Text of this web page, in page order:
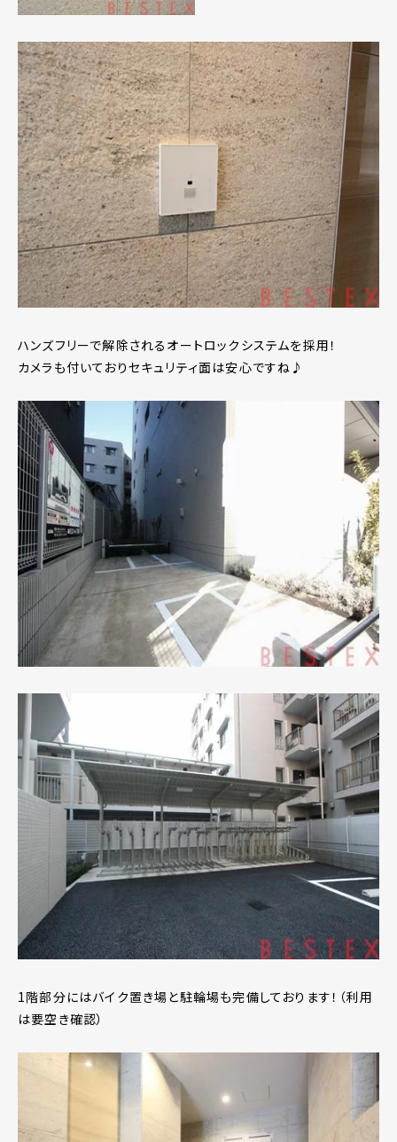
ハンズフリーで解除されるオートロックシステムを採用！
カメラも付いておりセキュリティ面は安心ですね♪
1階部分にはバイク置き場と駐輪場も完備しております！（利用
は要空き確認）